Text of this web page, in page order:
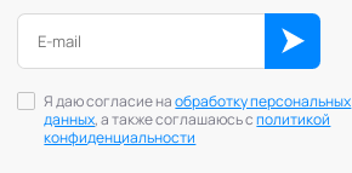
Я даю согласие наобработку персональных
данных, а также соглашаюсь сполитикой
конфиденциальности